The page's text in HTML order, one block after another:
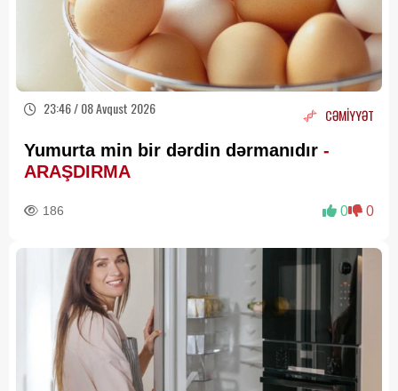
23:46 / 08 Avqust 2026 CƏMİYYƏT
Yumurta min bir dərdin dərmanıdır -
ARAŞDIRMA
186 0 0